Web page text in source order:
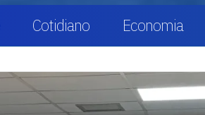
Cotidiano Economia